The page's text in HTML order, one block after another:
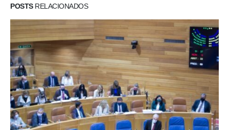
POSTSRELACIONADOS